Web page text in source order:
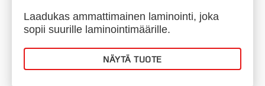
Laadukas ammattimainen laminointi, joka
sopii suurille laminointimäärille.
NÄYTÄ TUOTE